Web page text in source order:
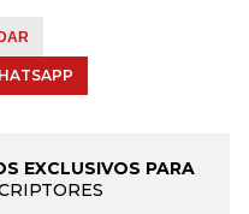
EXCLUSIVOS PARA